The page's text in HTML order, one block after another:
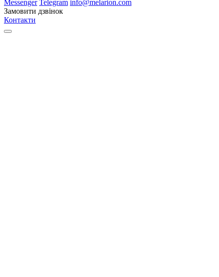
Messenger Telegram info@melarion.com
Замовити дзвінок
Контакти